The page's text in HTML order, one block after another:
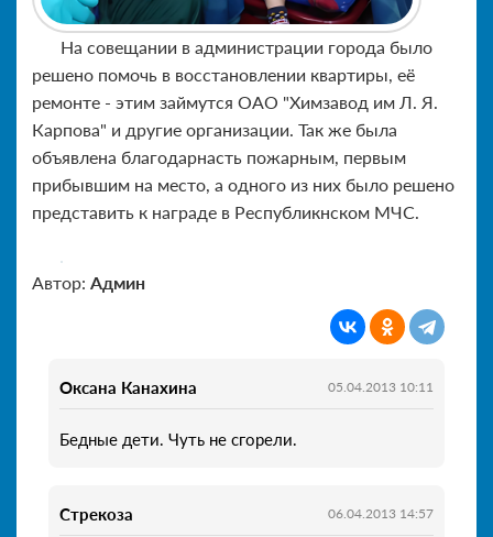
На совещании в администрации города было
решено помочь в восстановлении квартиры, её
ремонте - этим займутся ОАО "Химзавод им Л. Я.
Карпова" и другие организации. Так же была
объявлена благодарнасть пожарным, первым
прибывшим на место, а одного из них было решено
представить к награде в Республикнском МЧС.
Автор: Админ
Оксана Канахина 05.04.2013 10:11
Бедные дети. Чуть не сгорели.
Стрекоза 06.04.2013 14:57